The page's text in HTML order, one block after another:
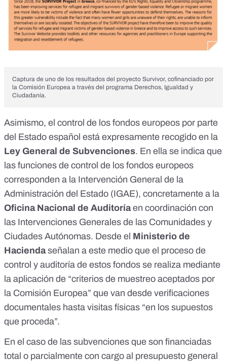
Captura de uno de los resultados del proyecto Survivor, cofinanciado por
la Comisión Europea a través del programa Derechos, Igualdad y
Ciudadanía.
Asimismo, el control de los fondos europeos por parte
del Estado español está expresamente recogido en la
Ley General de Subvenciones. En ella se indica que
las funciones de control de los fondos europeos
corresponden a la Intervención General de la
Administración del Estado (IGAE), concretamente a la
Oficina Nacional de Auditoríaen coordinación con
las Intervenciones Generales de las Comunidades y
Ciudades Autónomas. Desde el Ministerio de
Haciendaseñalan a este medio que el proceso de
control y auditoría de estos fondos se realiza mediante
la aplicación de “criterios de muestreo aceptados por
la Comisión Europea” que van desde verificaciones
documentales hasta visitas físicas “en los supuestos
que proceda”.
En el caso de las subvenciones que son financiadas
total o parcialmente con cargo al presupuesto general